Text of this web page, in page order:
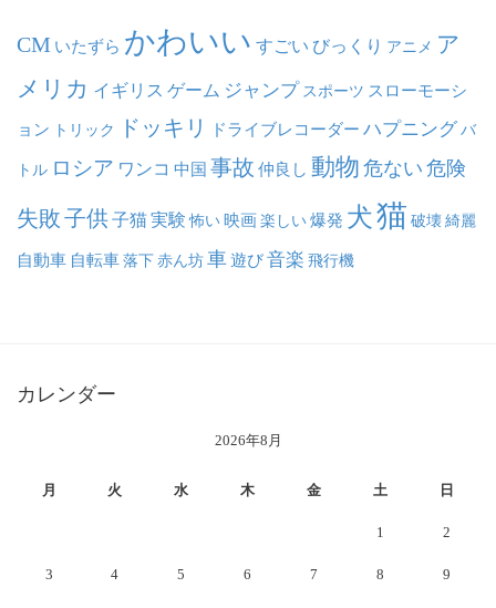
CM いたずら かわいい すごい びっくり アニメ ア
メリカ イギリス ゲーム ジャンプ スポーツ スローモーシ
ョン トリック ドッキリ ドライブレコーダー ハプニング バ
トル ロシア ワンコ 中国 事故 仲良し 動物 危ない 危険
失敗子供子猫実験 怖い映画楽しい爆発 犬猫 破壊綺麗
自動車 自転車落下赤ん坊車遊び音楽 飛行機
カレンダー
2026年8月
月 火 水 木 金 土 日
1 2
3 4 5 6 7 8 9